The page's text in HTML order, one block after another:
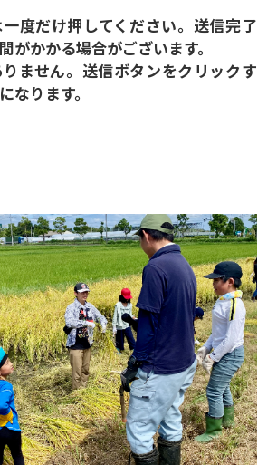
度だけ押してください。送信完了
がかかる場合がございます。
ません。送信ボタンをクリックす
なります。